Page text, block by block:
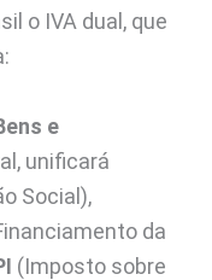
o IVA dual, que
e
unificará
Social),
da
(Imposto sobre